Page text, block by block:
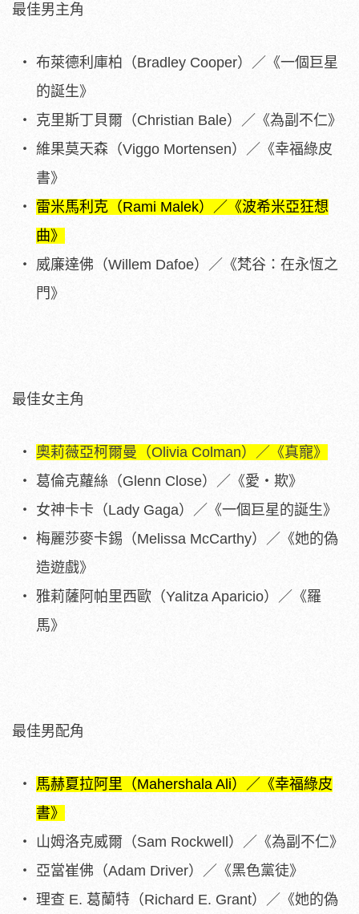
最佳男主角
布萊德利庫柏（Bradley Cooper）／《一個巨星
的誕生》
克里斯丁貝爾（Christian Bale）／《為副不仁》
維果莫天森（Viggo Mortensen）／《幸福綠皮
書》
雷米馬利克（Rami Malek）／《波希米亞狂想
曲》
威廉達佛（Willem Dafoe）／《梵谷：在永恆之
門》
最佳女主角
奧莉薇亞柯爾曼（Olivia Colman）／《真寵》
葛倫克蘿絲（Glenn Close）／《愛・欺》
女神卡卡（Lady Gaga）／《一個巨星的誕生》
梅麗莎麥卡錫（Melissa McCarthy）／《她的偽
造遊戲》
雅莉薩阿帕里西歐（Yalitza Aparicio）／《羅
馬》
最佳男配角
馬赫夏拉阿里（Mahershala Ali）／《幸福綠皮
書》
山姆洛克威爾（Sam Rockwell）／《為副不仁》
亞當崔佛（Adam Driver）／《黑色黨徒》
理查 E. 葛蘭特（Richard E. Grant）／《她的偽